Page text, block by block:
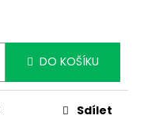
DO KOŠÍKU
Sdílet